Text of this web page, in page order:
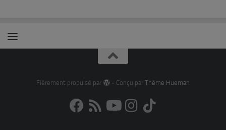
Fièrement propulsé par - Conçu par Thème Hueman